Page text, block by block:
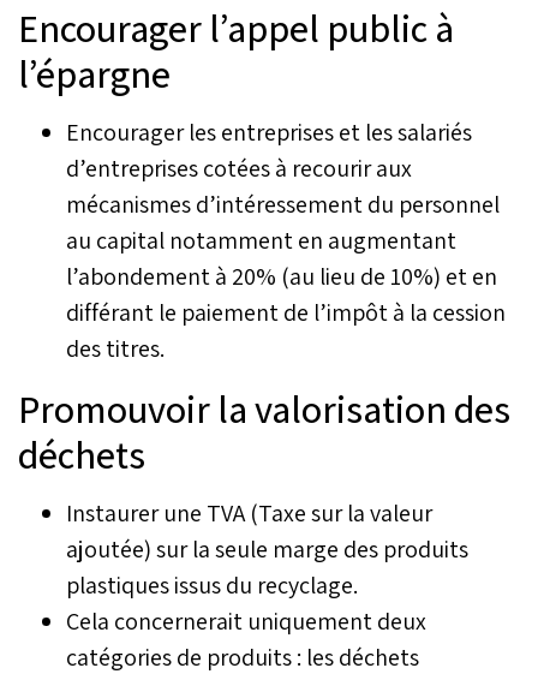
Encourager l’appel public à
l’épargne
Encourager les entreprises et les salariés
d’entreprises cotées à recourir aux
mécanismes d’intéressement du personnel
au capital notamment en augmentant
l’abondement à 20% (au lieu de 10%) et en
différant le paiement de l’impôt à la cession
des titres.
Promouvoir la valorisation des
déchets
Instaurer une TVA (Taxe sur la valeur
ajoutée) sur la seule marge des produits
plastiques issus du recyclage.
Cela concernerait uniquement deux
catégories de produits : les déchets